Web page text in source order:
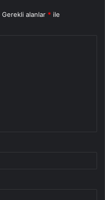
Gerekli alanlar * ile